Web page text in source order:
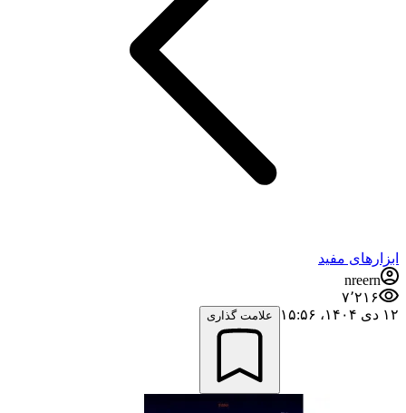
ابزارهای مفید
nreern
۷٬۲۱۶
۱۲ دی ۱۴۰۴،‏ ۱۵:۵۶
علامت گذاری